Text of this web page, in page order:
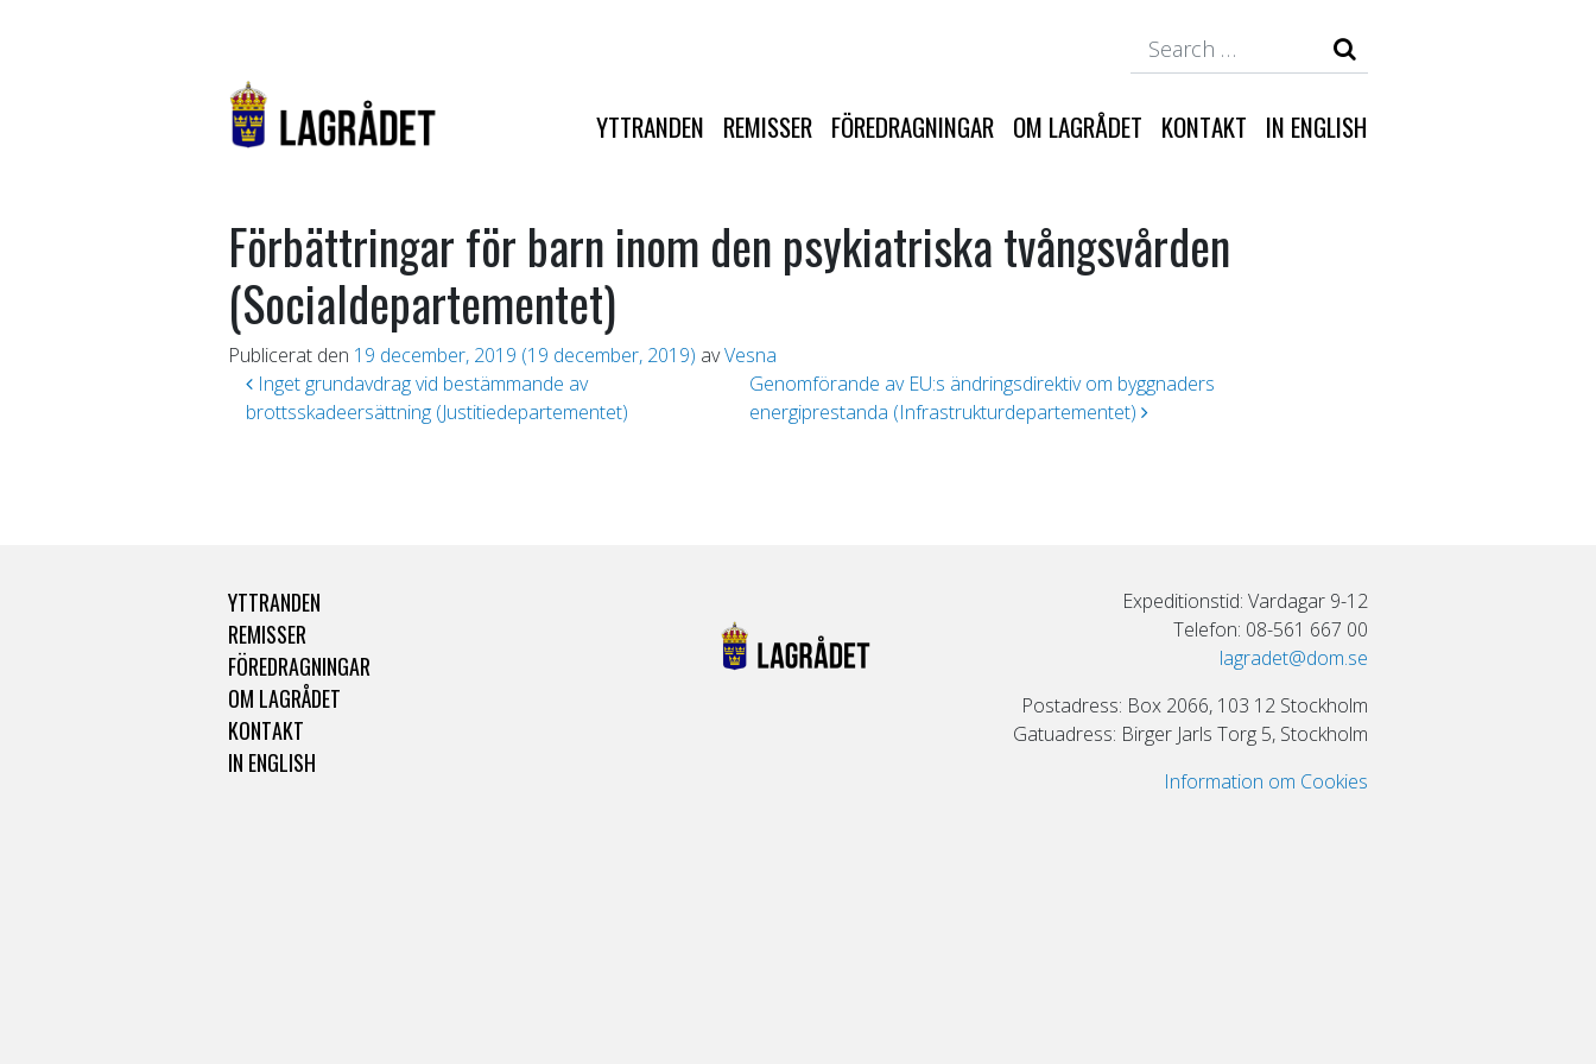
YTTRANDEN REMISSER FÖREDRAGNINGAR OM LAGRÅDET KONTAKT IN ENGLISH
Förbättringar för barn inom den psykiatriska tvångsvården
(Socialdepartementet)
Publicerat den 19 december, 2019 (19 december, 2019) avVesna
Inläggsnavigering
Inget grundavdrag vid bestämmande av
brottsskadeersättning (Justitiedepartementet)
Genomförande av EU:s ändringsdirektiv om byggnaders
energiprestanda (Infrastrukturdepartementet)
YTTRANDEN
REMISSER
FÖREDRAGNINGAR
OM LAGRÅDET
KONTAKT
IN ENGLISH
Expeditionstid: Vardagar 9-12
Telefon: 08-561 667 00
lagradet@dom.se
Postadress: Box 2066, 103 12 Stockholm
Gatuadress: Birger Jarls Torg 5, Stockholm
Information om Cookies